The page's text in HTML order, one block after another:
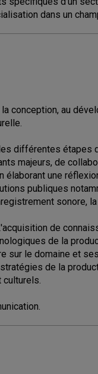
dans un
conception, au
différentes étapes
majeurs, de
une
publiques
sonore,
de
de la
sur le domaine et
de la
culturels.